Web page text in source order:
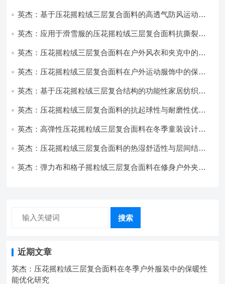
英杰：基于压花摇粒绒三层复合面料的高透气防风运动服
英杰：应用于滑雪服的压花摇粒绒三层复合面料抗撕裂与
英杰：压花摇粒绒三层复合面料在户外风衣和夹克中的应
英杰：压花摇粒绒三层复合面料在户外运动服饰中的保暖
英杰：基于压花摇粒绒三层复合结构的功能性家居纺织品
英杰：压花摇粒绒三层复合面料的抗起球性与耐磨性优化
英杰：高弹性压花摇粒绒三层复合面料在冬季童装设计中
英杰：压花摇粒绒三层复合面料的热湿舒适性与层间结合
英杰：弹力布和格子摇粒绒三层复合面料在修身户外夹克
搜索
近期文章
英杰：压花摇粒绒三层复合面料在冬季户外服装中的保暖性
能优化研究